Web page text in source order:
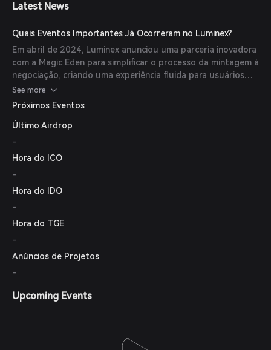
abrangentes da plataforma.
Latest News
Quais Eventos Importantes Já Ocorreram no Luminex?
Em abril de 2024, Luminex anunciou uma parceria inovadora
com a Magic Eden para simplificar o processo da mintagem à
negociação, criando uma experiência fluida para usuários
Web3 na plataforma Runes. Em julho de 2023, Luminex
lançou o padrão BRC69, utilizando inscrições recursivas
utilizando o protocolo Ordinals.
See more
Próximos Eventos
Último Airdrop
-
Hora do ICO
-
Hora do IDO
-
Hora do TGE
-
Anúncios de Projetos
-
Upcoming Events